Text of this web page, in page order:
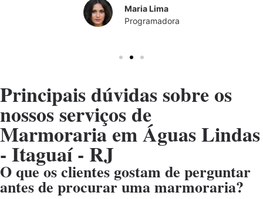
Maria Lima
Programadora
Principais dúvidas sobre os
nossos serviços de
Marmoraria em Águas Lindas
- Itaguaí - RJ
O que os clientes gostam de perguntar
antes de procurar uma marmoraria?